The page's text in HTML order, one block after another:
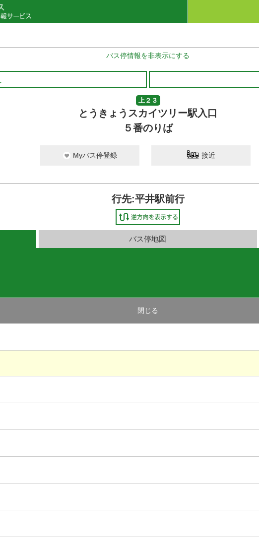
バス停情報を非表示にする
上２３
とうきょうスカイツリー駅入口
５番のりば
Myバス停登録 接近
行先:平井駅前行
バス停地図
閉じる